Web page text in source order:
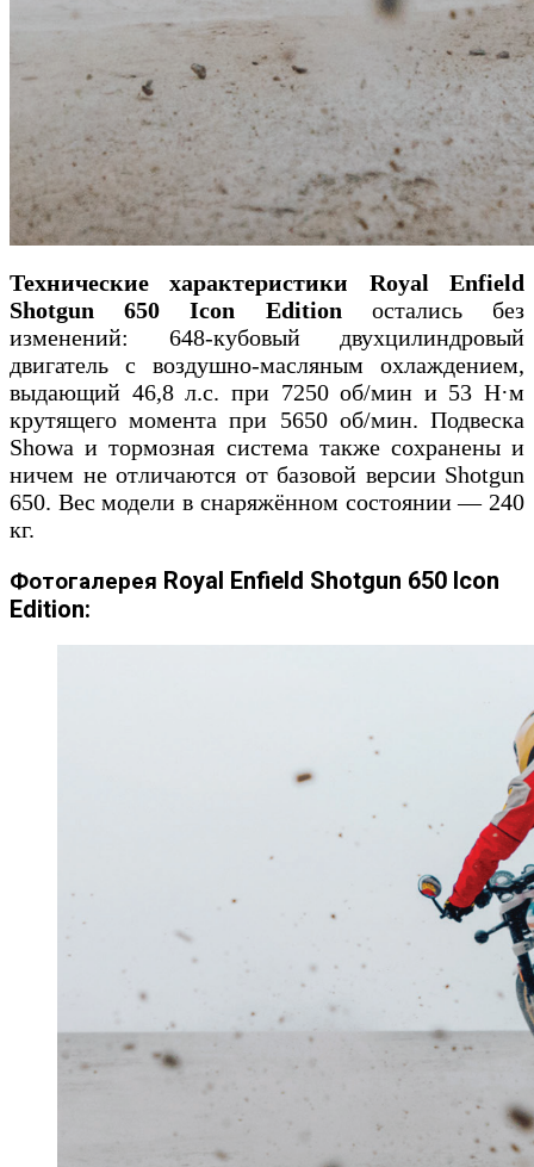
Технические характеристики Royal Enfield
Shotgun 650 Icon Edition остались без
изменений: 648-кубовый двухцилиндровый
двигатель с воздушно-масляным охлаждением,
выдающий 46,8 л.с. при 7250 об/мин и 53 Н·м
крутящего момента при 5650 об/мин. Подвеска
Showa и тормозная система также сохранены и
ничем не отличаются от базовой версии Shotgun
650. Вес модели в снаряжённом состоянии — 240
кг.
Фотогалерея Royal Enfield Shotgun 650 Icon
Edition: